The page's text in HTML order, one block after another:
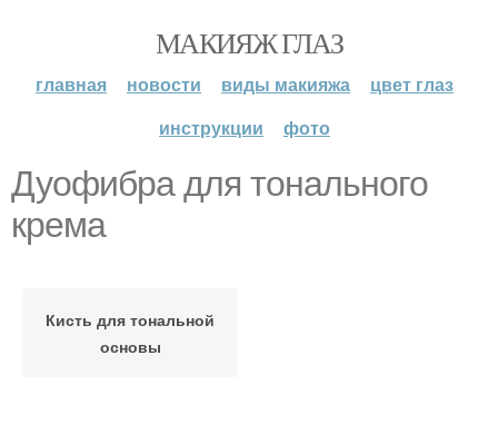
МАКИЯЖ ГЛАЗ
главная новости виды макияжа
цвет глаз
инструкции
фото
Дуофибра для тонального
крема
Кисть для тональной
основы